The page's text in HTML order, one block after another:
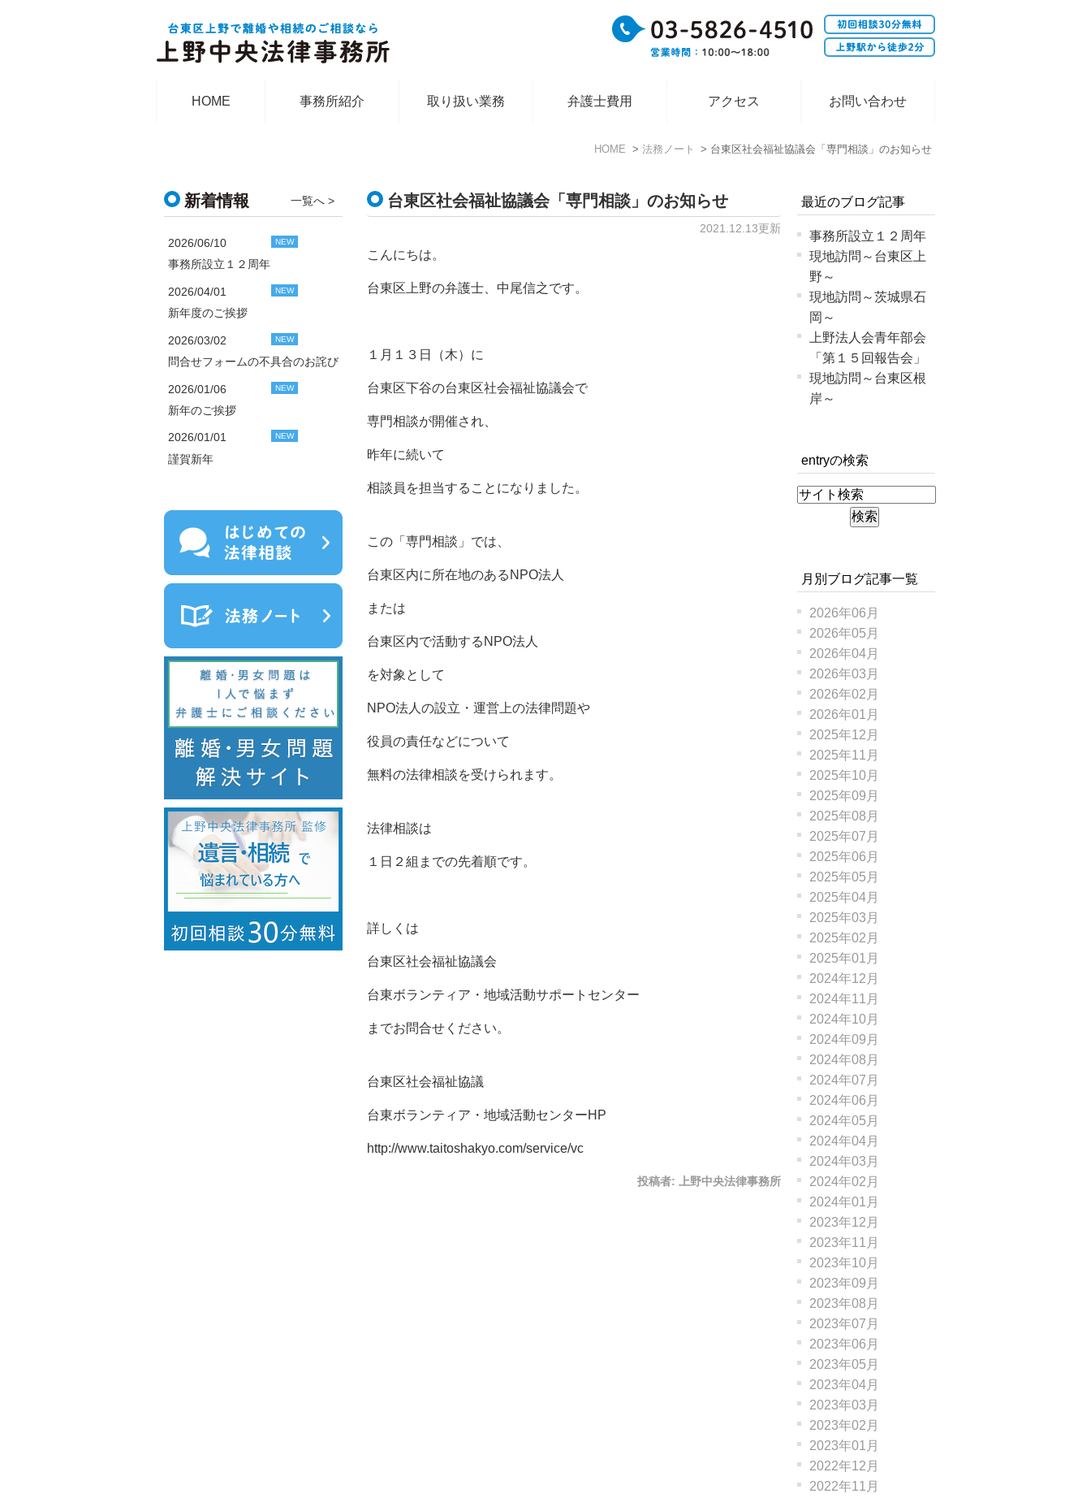
HOME 事務所紹介 取り扱い業務 弁護士費用 アクセス お問い合わせ
HOME 法務ノート 台東区社会福祉協議会「専門相談」のお知らせ
台東区社会福祉協議会「専門相談」のお知らせ
2021.12.13更新
こんにちは。
台東区上野の弁護士、中尾信之です。
１月１３日（木）に
台東区下谷の台東区社会福祉協議会で
専門相談が開催され、
昨年に続いて
相談員を担当することになりました。
この「専門相談」では、
台東区内に所在地のあるNPO法人
または
台東区内で活動するNPO法人
を対象として
NPO法人の設立・運営上の法律問題や
役員の責任などについて
無料の法律相談を受けられます。
法律相談は
１日２組までの先着順です。
詳しくは
台東区社会福祉協議会
台東ボランティア・地域活動サポートセンター
までお問合せください。
台東区社会福祉協議
台東ボランティア・地域活動センターHP
http://www.taitoshakyo.com/service/vc
投稿者: 上野中央法律事務所
最近のブログ記事
事務所設立１２周年
現地訪問～台東区上
野～
現地訪問～茨城県石
岡～
上野法人会青年部会
「第１５回報告会」
現地訪問～台東区根
岸～
entryの検索
月別ブログ記事一覧
2026年06月
2026年05月
2026年04月
2026年03月
2026年02月
2026年01月
2025年12月
2025年11月
2025年10月
2025年09月
2025年08月
2025年07月
2025年06月
2025年05月
2025年04月
2025年03月
2025年02月
2025年01月
2024年12月
2024年11月
2024年10月
2024年09月
2024年08月
2024年07月
2024年06月
2024年05月
2024年04月
2024年03月
2024年02月
2024年01月
2023年12月
2023年11月
2023年10月
2023年09月
2023年08月
2023年07月
2023年06月
2023年05月
2023年04月
2023年03月
2023年02月
2023年01月
2022年12月
2022年11月
新着情報 一覧へ >
2026/06/10 NEW
事務所設立１２周年
2026/04/01 NEW
新年度のご挨拶
2026/03/02 NEW
問合せフォームの不具合のお詫び
2026/01/06 NEW
新年のご挨拶
2026/01/01 NEW
謹賀新年